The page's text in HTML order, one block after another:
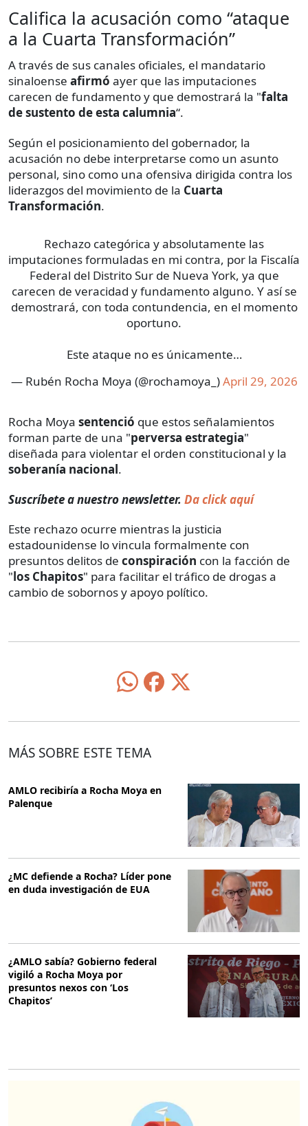
Califica la acusación como “ataque
a la Cuarta Transformación”
A través de sus canales oficiales, el mandatario
sinaloense afirmó ayer que las imputaciones
carecen de fundamento y que demostrará la "falta
de sustento de esta calumnia“.
Según el posicionamiento del gobernador, la
acusación no debe interpretarse como un asunto
personal, sino como una ofensiva dirigida contra los
liderazgos del movimiento de la Cuarta
Transformación.
Rechazo categórica y absolutamente las
imputaciones formuladas en mi contra, por la Fiscalía
Federal del Distrito Sur de Nueva York, ya que
carecen de veracidad y fundamento alguno. Y así se
demostrará, con toda contundencia, en el momento
oportuno.
Este ataque no es únicamente…
— Rubén Rocha Moya (@rochamoya_)April 29, 2026
Rocha Moya sentenció que estos señalamientos
forman parte de una "perversa estrategia"
diseñada para violentar el orden constitucional y la
soberanía nacional.
Suscríbete a nuestro newsletter. Da click aquí
Este rechazo ocurre mientras la justicia
estadounidense lo vincula formalmente con
presuntos delitos de conspiración con la facción de
"los Chapitos" para facilitar el tráfico de drogas a
cambio de sobornos y apoyo político.
MÁS SOBRE ESTE TEMA
AMLO recibiría a Rocha Moya en
Palenque
¿MC defiende a Rocha? Líder pone
en duda investigación de EUA
¿AMLO sabía? Gobierno federal
vigiló a Rocha Moya por
presuntos nexos con ‘Los
Chapitos’